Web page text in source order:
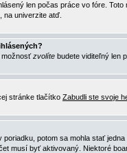
len počas práce vo fóre.
na univerzite atď.
možnosťzvolíte budete viditeľný len
stránke tlačítko Zabudli ste svoje
potom sa mohla stať
musí byť aktivovaný. Niektoré